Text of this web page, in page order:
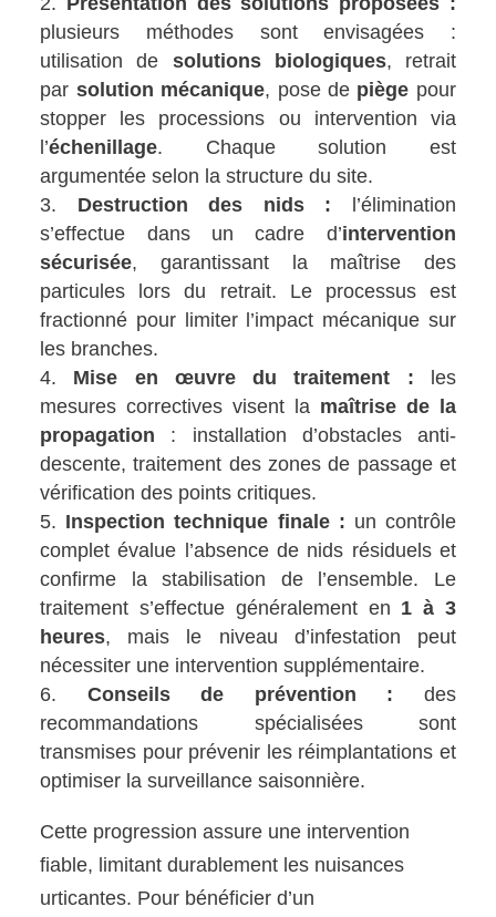
plusieurs méthodes sont envisagées :
utilisation de solutions biologiques, retrait
par solution mécanique, pose de piège pour
stopper les processions ou intervention via
l’échenillage. Chaque solution est
argumentée selon la structure du site.
Destruction des nids : l’élimination
s’effectue dans un cadre d’intervention
sécurisée, garantissant la maîtrise des
particules lors du retrait. Le processus est
fractionné pour limiter l’impact mécanique sur
les branches.
Mise en œuvre du traitement : les
mesures correctives visent la maîtrise de la
propagation : installation d’obstacles anti-
descente, traitement des zones de passage et
vérification des points critiques.
Inspection technique finale : un contrôle
complet évalue l’absence de nids résiduels et
confirme la stabilisation de l’ensemble. Le
traitement s’effectue généralement en 1 à 3
heures, mais le niveau d’infestation peut
nécessiter une intervention supplémentaire.
Conseils de prévention : des
recommandations spécialisées sont
transmises pour prévenir les réimplantations et
optimiser la surveillance saisonnière.
Cette progression assure une intervention
fiable, limitant durablement les nuisances
urticantes. Pour bénéficier d’un